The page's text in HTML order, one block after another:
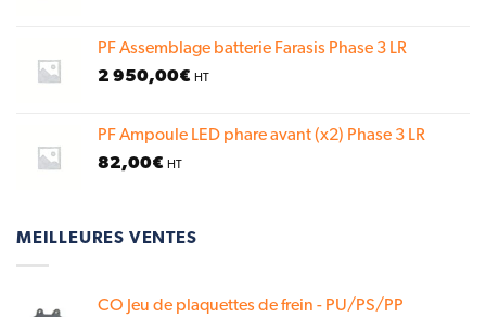
PF Assemblage batterie Farasis Phase 3 LR
2 950,00€ HT
PF Ampoule LED phare avant (x2) Phase 3 LR
82,00€ HT
MEILLEURES VENTES
CO Jeu de plaquettes de frein - PU/PS/PP